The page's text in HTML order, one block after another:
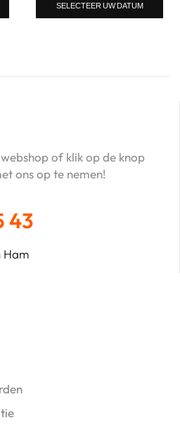
SELECTEER UW DATUM
of klik op de knop
ons op te nemen!
43
Ham